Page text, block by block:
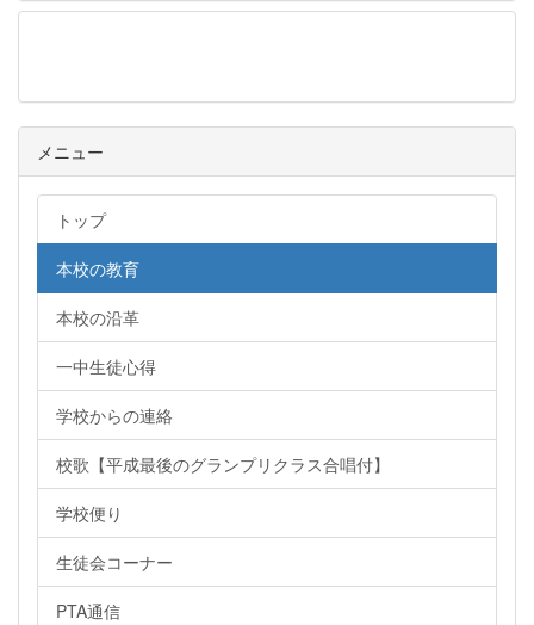
メニュー
トップ
本校の教育
本校の沿革
一中生徒心得
学校からの連絡
校歌【平成最後のグランプリクラス合唱付】
学校便り
生徒会コーナー
PTA通信